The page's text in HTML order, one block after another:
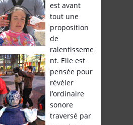
est avant
tout une
proposition
de
ralentisseme
nt. Elle est
pensée pour
révéler
l’ordinaire
sonore
traversé par